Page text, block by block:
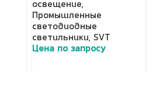
освещение,
Промышленные
светодиодные
светильники, SVT
Цена по запросу